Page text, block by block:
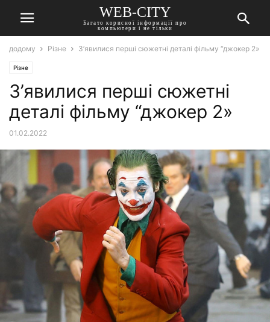
WEB-CITY
Багато корисної інформації про
компьютери і не тільки
додому Різне З’явилися перші сюжетні деталі фільму “джокер 2»
Різне
З’явилися перші сюжетні
деталі фільму “джокер 2»
01.02.2022